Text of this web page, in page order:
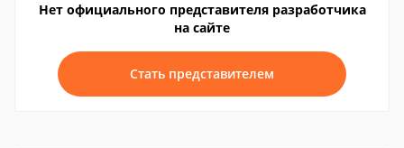
Нет официального представителя разработчика
на сайте
Стать представителем